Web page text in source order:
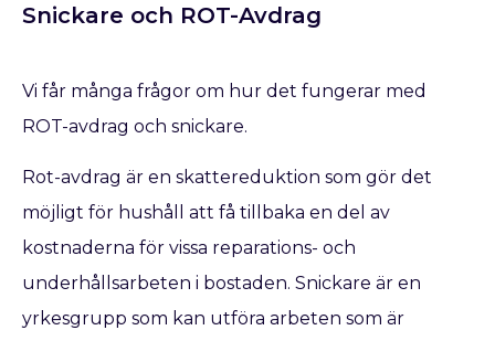
Snickare och ROT-Avdrag
Vi får många frågor om hur det fungerar med
ROT-avdrag och snickare.
Rot-avdrag är en skattereduktion som gör det
möjligt för hushåll att få tillbaka en del av
kostnaderna för vissa reparations- och
underhållsarbeten i bostaden. Snickare är en
yrkesgrupp som kan utföra arbeten som är